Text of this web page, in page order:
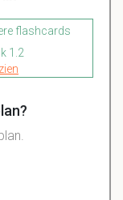
flashcards
1.2